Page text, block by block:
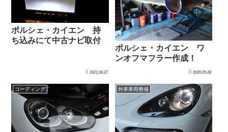
ポルシェ・カイエン 持
ち込みにて中古ナビ取付
2021.09.27
ポルシェ・カイエン ワ
ンオフマフラー作成！
2020.05.28
コーディング 外車車両整備